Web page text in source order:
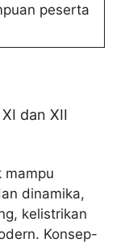
peserta
dan XII
mampu
dinamika,
kelistrikan
Konsep-